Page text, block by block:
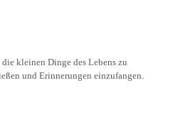
kleinen Dinge des Lebens zu
und Erinnerungen einzufangen.